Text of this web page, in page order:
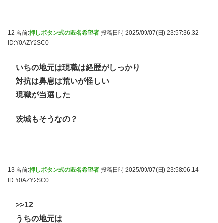
12 名前:押しボタン式の匿名希望者 投稿日時:2025/09/07(日) 23:57:36.32
ID:Y0AZY2SC0
いちの地元は現職は経歴がしっかり
対抗は鼻息は荒いが怪しい
現職が当選した
茨城もそうなの？
13 名前:押しボタン式の匿名希望者 投稿日時:2025/09/07(日) 23:58:06.14
ID:Y0AZY2SC0
>>12
うちの地元は